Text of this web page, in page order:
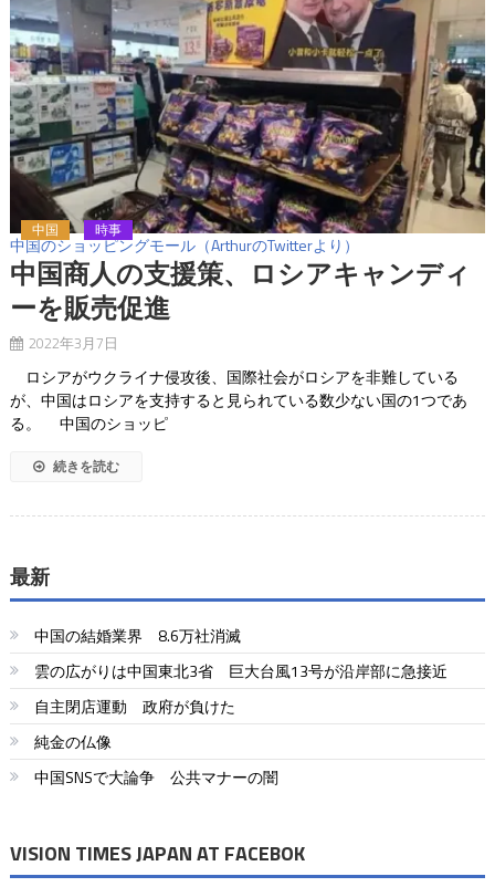
中国のショッピングモール（ArthurのTwitterより）
中国 時事
中国商人の支援策、ロシアキャンディ
ーを販売促進
2022年3月7日
ロシアがウクライナ侵攻後、国際社会がロシアを非難している
が、中国はロシアを支持すると見られている数少ない国の1つであ
る。 中国のショッピ
続きを読む
最新
中国の結婚業界 8.6万社消滅
雲の広がりは中国東北3省 巨大台風13号が沿岸部に急接近
自主閉店運動 政府が負けた
純金の仏像
中国SNSで大論争 公共マナーの闇
VISION TIMES JAPAN AT FACEBOK